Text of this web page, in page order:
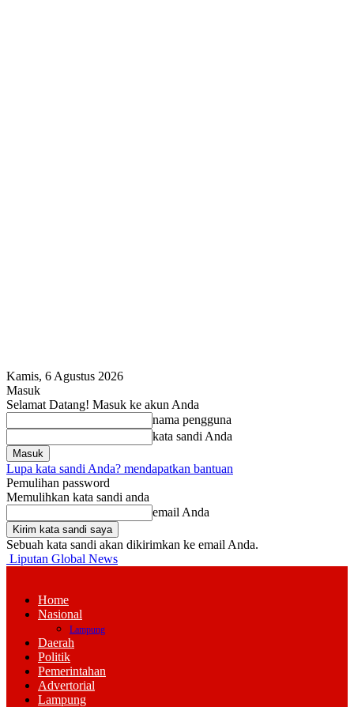
Kamis, 6 Agustus 2026
Masuk
Selamat Datang! Masuk ke akun Anda
nama pengguna
kata sandi Anda
Lupa kata sandi Anda? mendapatkan bantuan
Pemulihan password
Memulihkan kata sandi anda
email Anda
Sebuah kata sandi akan dikirimkan ke email Anda.
Liputan Global News
Home
Nasional
Lampung
Daerah
Politik
Pemerintahan
Advertorial
Lampung